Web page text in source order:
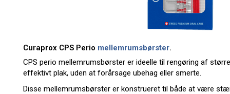
Curaprox CPS Perio mellemrumsbørster.
CPS perio mellemrumsbørster er ideelle til rengøring af
effektivt plak, uden at forårsage ubehag eller smerte.
Disse mellemrumsbørster er konstrueret til både at være